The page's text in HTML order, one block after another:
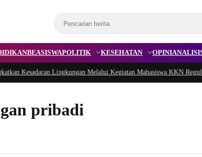
BEASISWAPOLITIK KESEHATAN OPINI
Lingkungan Melalui Kegiatan Mahasiswa KKN Reguler
pribadi